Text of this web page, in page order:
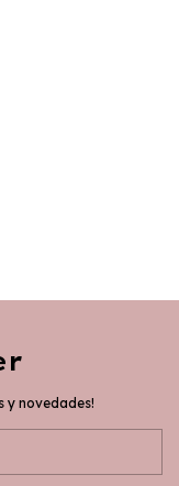
y novedades!